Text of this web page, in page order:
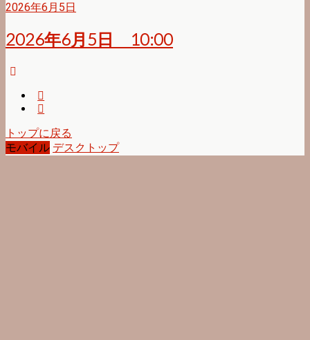
2026年6月5日
2026年6月5日 10:00
トップに戻る
モバイル デスクトップ